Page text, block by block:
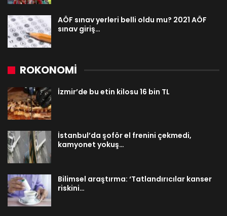
AÖF sınav yerleri belli oldu mu? 2021 AÖF
sınav giriş…
ROKONOMİ
İzmir’de bu etin kilosu 16 bin TL
İstanbul’da şoför el frenini çekmedi,
kamyonet yokuş…
Bilimsel araştırma: ‘Tatlandırıcılar kanser
riskini…